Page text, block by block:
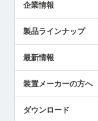
企業情報
ごあいさつ
受賞履歴
採用情報
国/地域/言語
製品ラインナップ
ツールセッタ製品
エアマイクロセンサ製品
最新情報
メトロールの技術
社員ブログ
装置メーカーの方へ
ダウンロード